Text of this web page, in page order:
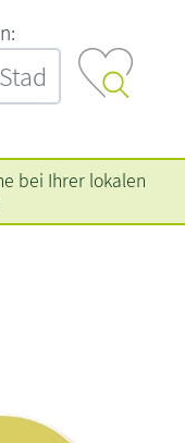
bei Ihrer lokalen